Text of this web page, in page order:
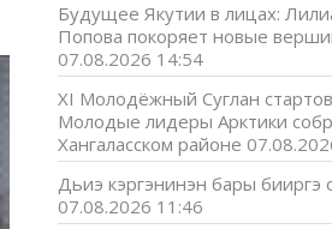
Будущее Якутии в лицах:
Попова покоряет новые
07.08.2026 14:54
XI Молодёжный Суглан
Молодые лидеры Арктики
Хангаласском районе
Дьиэ кэргэнинэн бары бииргэ
07.08.2026 11:46